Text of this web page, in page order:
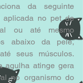
da seguinte
aplicada no pet de
ou até mesmo
abaixo da pele,
seus músculos.
agulha atinge gera
no organismo do